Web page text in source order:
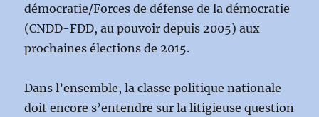
démocratie/Forces de défense de la démocratie
(CNDD-FDD, au pouvoir depuis 2005) aux
prochaines élections de 2015.
Dans l’ensemble, la classe politique nationale
doit encore s’entendre sur la litigieuse question